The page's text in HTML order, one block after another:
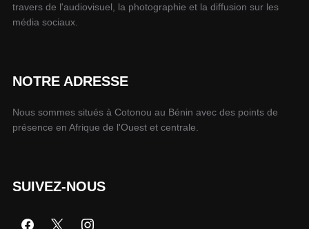
travers de l'audiovisuel, la photographie et la diffusion sur les
média sociaux.
NOTRE ADRESSE
Nous sommes situés à Cotonou au Bénin avec des points de
présence en Afrique de l'Ouest et centrale.
SUIVEZ-NOUS